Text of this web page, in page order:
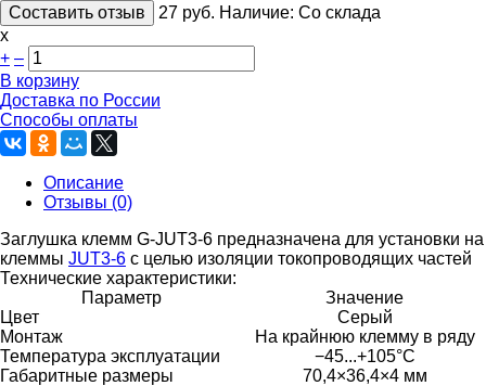
Составить отзыв
27 руб. Наличие: Со склада
х
+ –
В корзину
Доставка по России
Способы оплаты
Описание
Отзывы (0)
Заглушка клемм G-JUT3-6 предназначена для установки на
клеммы JUT3-6 с целью изоляции токопроводящих частей
Технические характеристики:
Параметр
Значение
Цвет
Серый
Монтаж
На крайнюю клемму в ряду
Температура эксплуатации
−45...+105°C
Габаритные размеры
70,4×36,4×4 мм